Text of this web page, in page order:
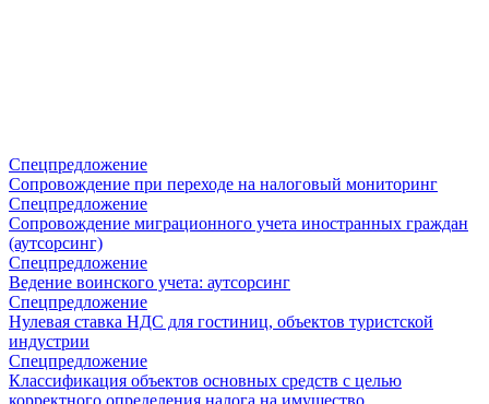
Спецпредложение
Сопровождение при переходе на налоговый мониторинг
Спецпредложение
Сопровождение миграционного учета иностранных граждан
(аутсорсинг)
Спецпредложение
Ведение воинского учета: аутсорсинг
Спецпредложение
Нулевая ставка НДС для гостиниц, объектов туристской
индустрии
Спецпредложение
Классификация объектов основных средств с целью
корректного определения налога на имущество